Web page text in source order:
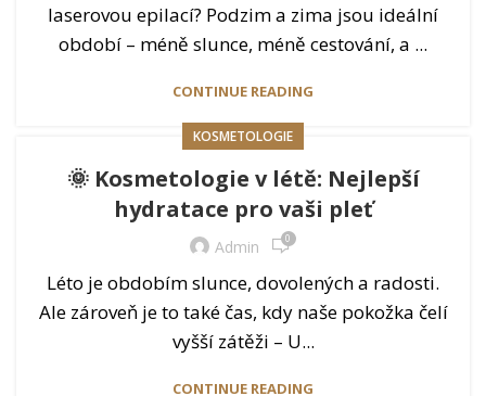
laserovou epilací? Podzim a zima jsou ideální
období – méně slunce, méně cestování, a ...
CONTINUE READING
KOSMETOLOGIE
🌞 Kosmetologie v létě: Nejlepší
hydratace pro vaši pleť
Admin 0
Léto je obdobím slunce, dovolených a radosti.
Ale zároveň je to také čas, kdy naše pokožka čelí
vyšší zátěži – U...
CONTINUE READING